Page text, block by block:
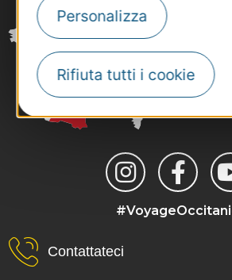
Personalizza
Rifiuta tutti i cookie
Contattateci